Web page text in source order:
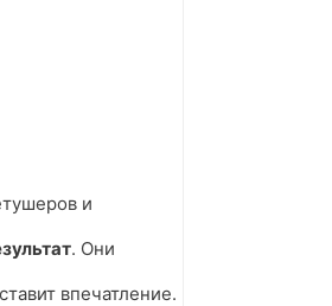
и
. Они
впечатление.